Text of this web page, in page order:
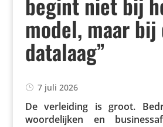
model, maar bij
datalaag”
7 juli 2026
De verlei­ding is groot.
woor­de­lijken en